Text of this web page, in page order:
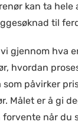
kan ta hele
til
gjennom hva
hvordan
som påvirker
Målet er å gi
forvente når du